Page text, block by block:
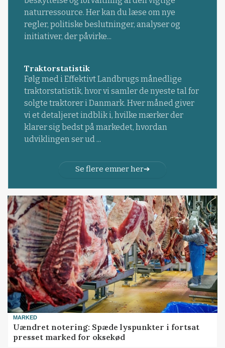
naturressource. Her kan du læse om nye
regler, politiske beslutninger, analyser og
initiativer, der påvirke...
Traktorstatistik
Følg med i Effektivt Landbrugs månedlige
traktorstatistik, hvor vi samler de nyeste tal for
solgte traktorer i Danmark. Hver måned giver
vi et detaljeret indblik i, hvilke mærker der
klarer sig bedst på markedet, hvordan
udviklingen ser ud ...
Se flere emner her
MARKED
Uændret notering: Spæde lyspunkter i fortsat
presset marked for oksekød